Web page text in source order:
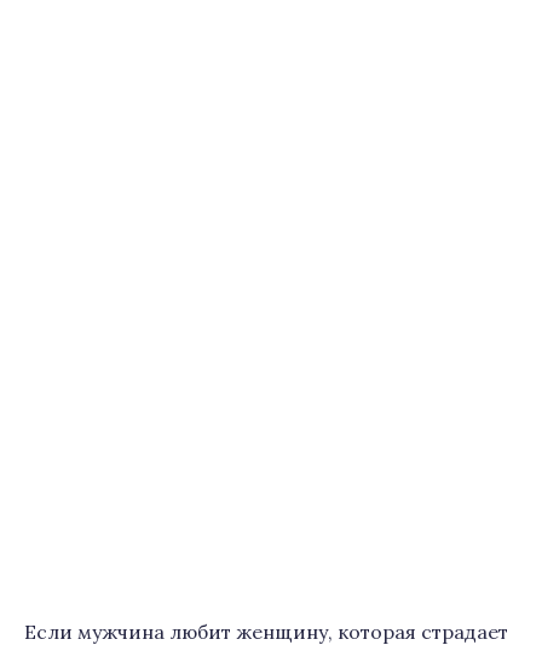
Если мужчина любит женщину, которая страдает